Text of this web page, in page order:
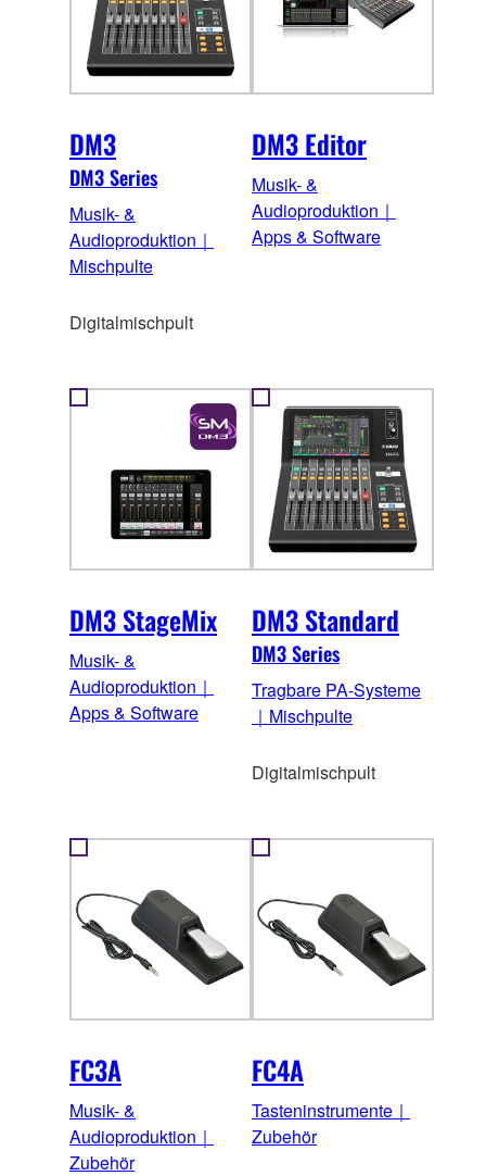
DM3
DM3 Series
Musik- &
Audioproduktion｜
Mischpulte
Digitalmischpult
DM3 Editor
Musik- &
Audioproduktion｜
Apps & Software
DM3 StageMix
Musik- &
Audioproduktion｜
Apps & Software
DM3 Standard
DM3 Series
Tragbare PA-Systeme
｜Mischpulte
Digitalmischpult
FC3A
Musik- &
Audioproduktion｜
Zubehör
FC4A
Tasteninstrumente｜
Zubehör